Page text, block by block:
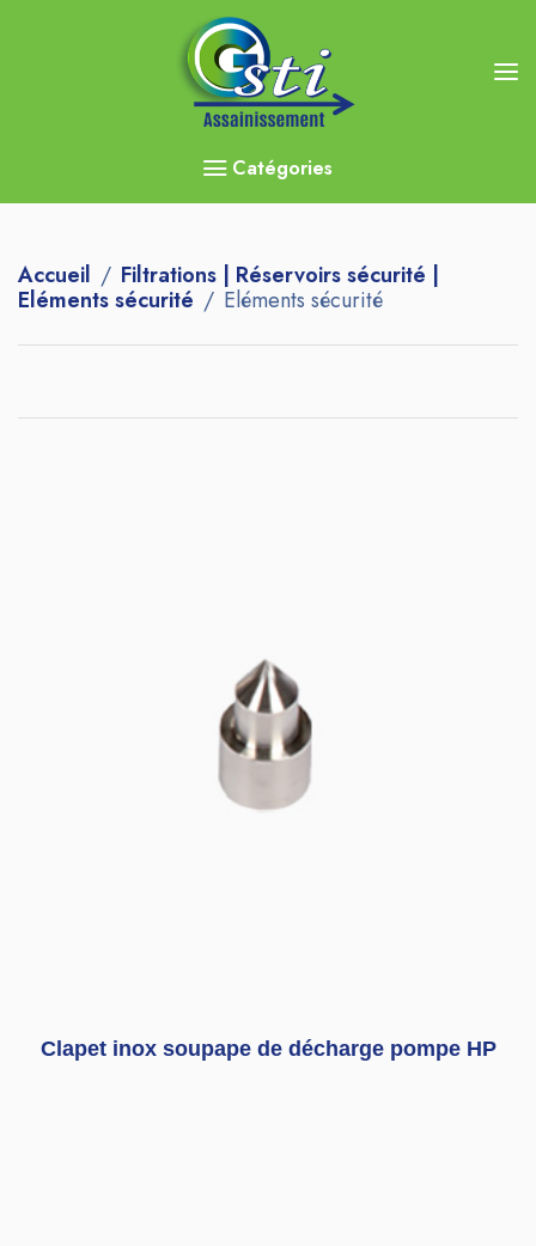
Catégories
Accueil
Filtrations | Réservoirs sécurité |
Eléments sécurité
Eléments sécurité
Clapet inox soupape de décharge pompe HP